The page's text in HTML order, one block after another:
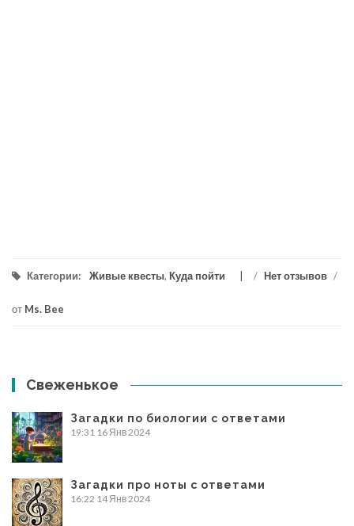
Категории: Живые квесты, Куда пойти / Нет отзывов /
от Ms. Bee
Свеженькое
Загадки по биологии с ответами
19:31 16 Янв 2024
Загадки про ноты с ответами
16:22 14 Янв 2024